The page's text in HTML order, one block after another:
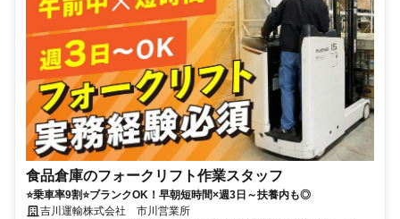
食品倉庫のフォークリフト作業スタッフ
⭐乗車率9割⭐ブランクOK！早朝短時間×週3日～扶養内も◎
吉川運輸株式会社 市川営業所